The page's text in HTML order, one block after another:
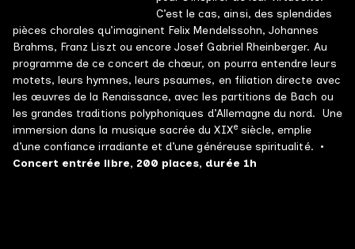
Médiation & Ateliers
GALERIE PHOTOS
GALERIE VIDÉOS
C’est le cas, ainsi, des splendides
pièces chorales qu’imaginent Felix Mendelssohn, Johannes
Brahms, Franz Liszt ou encore Josef Gabriel Rheinberger. Au
programme de ce concert de chœur, on pourra entendre leurs
motets, leurs hymnes, leurs psaumes, en filiation directe avec
les œuvres de la Renaissance, avec les partitions de Bach ou
les grandes traditions polyphoniques d’Allemagne du nord. Une
immersion dans la musique sacrée du XIXe siècle, emplie
d’une confiance irradiante et d’une généreuse spiritualité. •
Concert entrée libre, 200 places, durée 1h